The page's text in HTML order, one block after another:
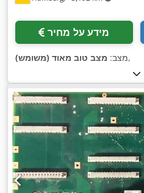
מידע על מחיר
מצב: מצב טוב מאוד (משומש) ,